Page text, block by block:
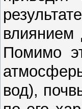
Помимо
вод),